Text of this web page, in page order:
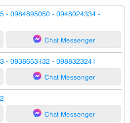
- 0984895050 - 0948024334 -
Chat Messenger
- 0938653132 - 0988323241
Chat Messenger
Chat Messenger